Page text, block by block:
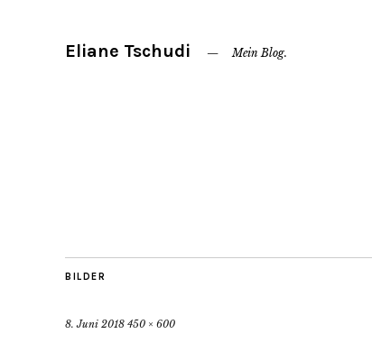
Eliane Tschudi Mein Blog.
BILDER
8. Juni 2018 450 × 600